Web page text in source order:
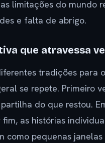
limitações do mundo
e falta de abrigo.
que atravessa
tradições para
se repete. Primeiro
do que restou.
fim, as histórias
como pequenas janelas